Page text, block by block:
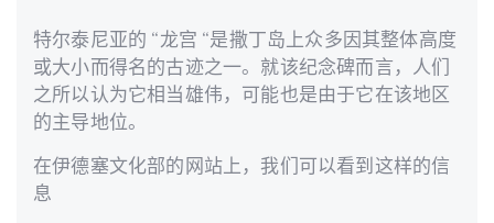
特尔泰尼亚的 “龙宫 “是撒丁岛上众多因其整体高度
或大小而得名的古迹之一。就该纪念碑而言，人们
之所以认为它相当雄伟，可能也是由于它在该地区
的主导地位。
在伊德塞文化部的网站上，我们可以看到这样的信
息